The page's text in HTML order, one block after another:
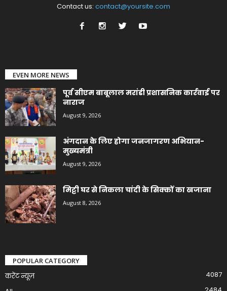
Contact us: contact@yoursite.com
EVEN MORE NEWS
पूर्व सीएम बाबूलाल मरांडी प्रशासनिक कार्रवाई पर
नाराज
August 9, 2026
अंगदान के लिए होगा जनजागरण अभियान-
मुख्यमंत्री
August 9, 2026
मिट्टी घर से निकला चांदी के सिक्कों का खजाना
August 8, 2026
POPULAR CATEGORY
करेंट न्यूज़
4087